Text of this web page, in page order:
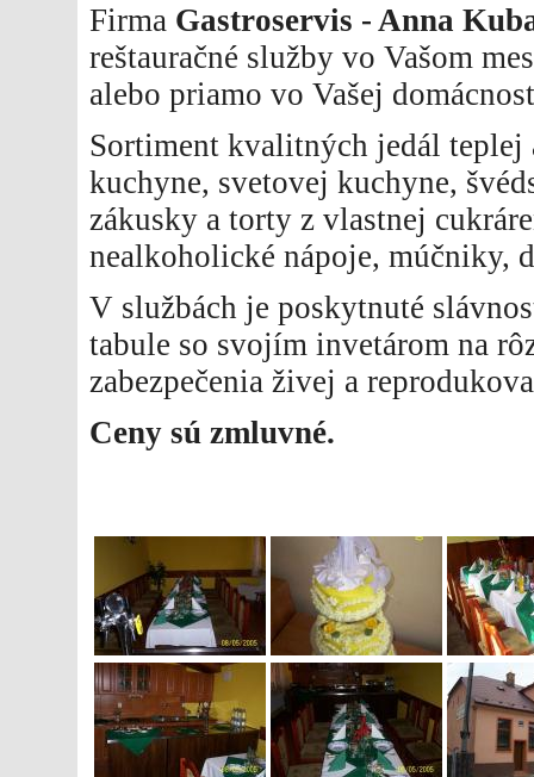
Firma Gastroservis - Anna
reštauračné služby vo Vašom
alebo priamo vo Vašej
Sortiment kvalitných jedál teplej
kuchyne, svetovej kuchyne,
zákusky a torty z vlastnej
nealkoholické nápoje, múčniky,
V službách je poskytnuté
tabule so svojím invetárom na
zabezpečenia živej a
Ceny sú zmluvné.